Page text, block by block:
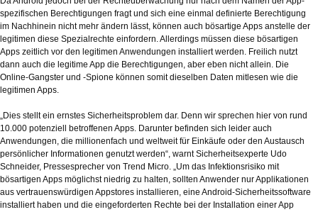
spezifischen Berechtigungen fragt und sich eine einmal definierte Berechtigung
im Nachhinein nicht mehr ändern lässt, können auch bösartige Apps anstelle der
legitimen diese Spezialrechte einfordern. Allerdings müssen diese bösartigen
Apps zeitlich vor den legitimen Anwendungen installiert werden. Freilich nutzt
dann auch die legitime App die Berechtigungen, aber eben nicht allein. Die
Online-Gangster und -Spione können somit dieselben Daten mitlesen wie die
legitimen Apps.
„Dies stellt ein ernstes Sicherheitsproblem dar. Denn wir sprechen hier von rund
10.000 potenziell betroffenen Apps. Darunter befinden sich leider auch
Anwendungen, die millionenfach und weltweit für Einkäufe oder den Austausch
persönlicher Informationen genutzt werden“, warnt Sicherheitsexperte Udo
Schneider, Pressesprecher von Trend Micro. „Um das Infektionsrisiko mit
bösartigen Apps möglichst niedrig zu halten, sollten Anwender nur Applikationen
aus vertrauenswürdigen Appstores installieren, eine Android-Sicherheitssoftware
installiert haben und die eingeforderten Rechte bei der Installation einer App